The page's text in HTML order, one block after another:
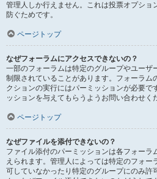
管理人しか行えません。これは投票オプショ
防ぐためです。
ページトップ
なぜフォーラムにアクセスできないの？
一部のフォーラムは特定のグループやユーザ
制限されていることがあります。フォーラム
クションの実行にはパーミッションが必要で
ッションを与えてもらうようお問い合わせく
ページトップ
なぜファイルを添付できないの？
ファイル添付のパーミッションは各フォーラ
えられます。管理人によっては特定のフォ
可していなかったり特定のグループにのみ許